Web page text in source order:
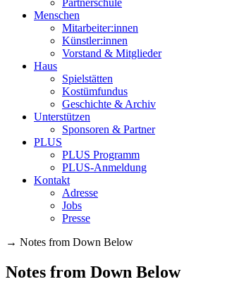
Partnerschule
Menschen
Mitarbeiter:innen
Künstler:innen
Vorstand & Mitglieder
Haus
Spielstätten
Kostümfundus
Geschichte & Archiv
Unterstützen
Sponsoren & Partner
PLUS
PLUS Programm
PLUS-Anmeldung
Kontakt
Adresse
Jobs
Presse
→ Notes from Down Below
Notes from Down Below